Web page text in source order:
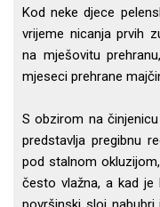
Kod neke djece
vrijeme nicanja prvih
na mješovitu
mjeseci prehrane
S obzirom na
predstavlja pregibnu
pod stalnom
često vlažna, a kad je